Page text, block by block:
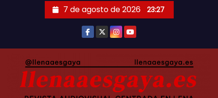
7 de agosto de 2026 23:27